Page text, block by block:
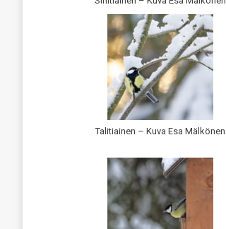
Talitiainen – Kuva Esa Mälkönen